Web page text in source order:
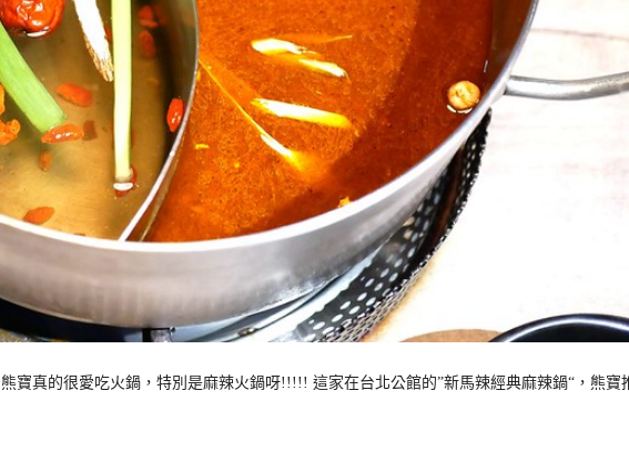
真的很愛吃火鍋，特別是麻辣火鍋呀!!!!! 這家在台北公館的”新馬辣經典麻辣鍋“，熊寶